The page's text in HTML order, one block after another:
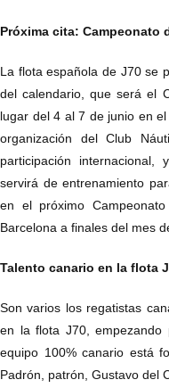
Próxima cita: Campeonato
La flota española de J70 se
del calendario, que será el
lugar del 4 al 7 de junio en
organización del Club
participación
servirá de entrenamiento
en el próximo
Barcelona a finales del mes
Talento canario en la flota
Son varios los regatistas
en la flota J70, empezando
equipo 100% canario está
Padrón, patrón, Gustavo del